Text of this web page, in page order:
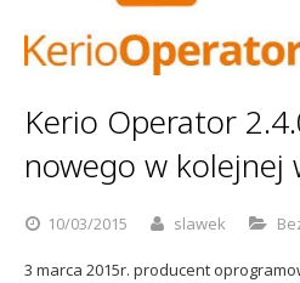
Kerio Operator
nowego w kolejnej
10/03/2015 slawek
3 marca 2015r. producent